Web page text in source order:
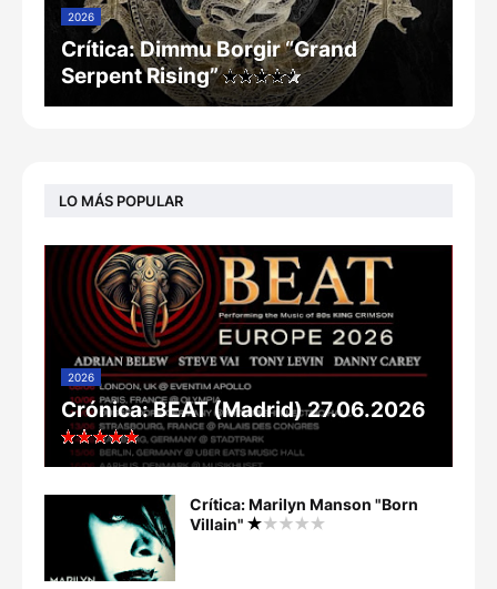
2026
Crítica: Dimmu Borgir “Grand
Serpent Rising”
LO MÁS POPULAR
2026
Crónica: BEAT (Madrid) 27.06.2026
Crítica: Marilyn Manson "Born
Villain"